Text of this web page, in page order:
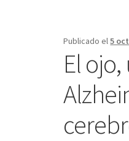
Publicado el5
El